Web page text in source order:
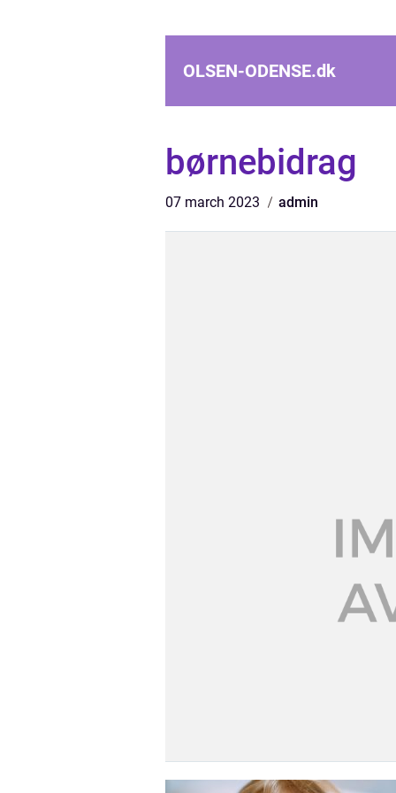
OLSEN-ODENSE.dk
børnebidrag
07 march 2023 admin